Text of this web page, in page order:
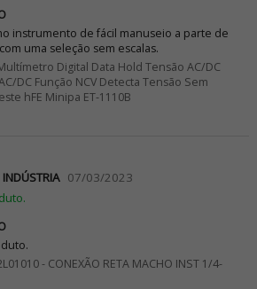
instrumento de fácil manuseio a parte de
uma seleção sem escalas.
Digital Data Hold Tensão AC/DC
DC Função NCV Detecta Tensão Sem
hFE Minipa ET-1110B
07/03/2023
- CONEXÃO RETA MACHO INST 1/4-